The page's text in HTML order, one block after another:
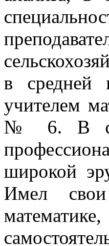
в средней
учителем
№ 6. В
широкой
Имел свои